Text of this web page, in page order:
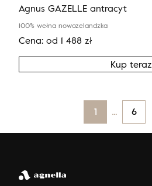
Agnus GAZELLE antracyt
100% wełna nowozelandzka
Cena: od 1 488 zł
Kup teraz
Posts
pagination
1 … 6